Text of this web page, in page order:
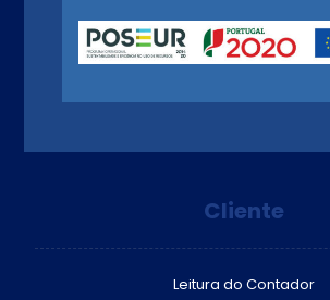
Cliente
Leitura do Contador